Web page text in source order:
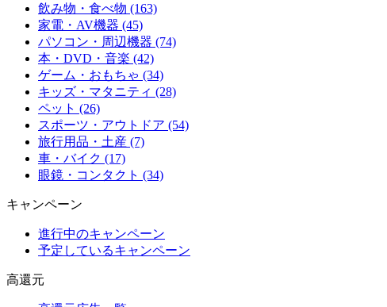
飲み物・食べ物 (163)
家電・AV機器 (45)
パソコン・周辺機器 (74)
本・DVD・音楽 (42)
ゲーム・おもちゃ (34)
キッズ・マタニティ (28)
ペット (26)
スポーツ・アウトドア (54)
旅行用品・土産 (7)
車・バイク (17)
眼鏡・コンタクト (34)
キャンペーン
進行中のキャンペーン
予定しているキャンペーン
高還元